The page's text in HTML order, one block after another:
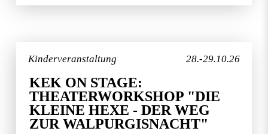
28.-29.10.26
Kinderveranstaltung
KEK ON STAGE:
THEATERWORKSHOP "DIE
KLEINE HEXE - DER WEG
ZUR WALPURGISNACHT"